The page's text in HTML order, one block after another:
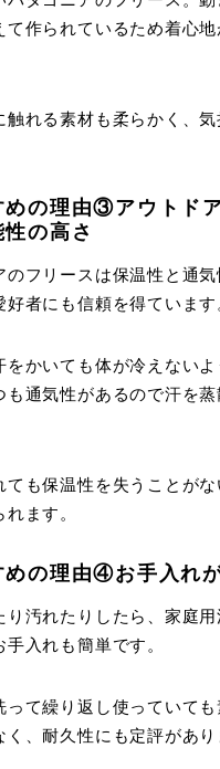
て作られているため着心
触れる素材も柔らかく、
めの理由③アウトド
性の高さ
のフリースは保温性と通
好者にも信頼を得ています
をかいても体が冷えない
も通気性があるので汗を
ても保温性を失うことが
ます。
めの理由④お手入れ
り汚れたりしたら、家庭
手入れも簡単です。
って繰り返し使っていて
く、耐久性にも定評があり